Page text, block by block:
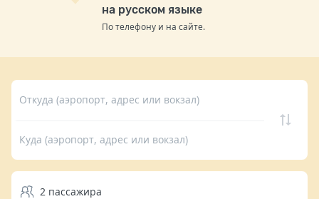
на русском языке
По телефону и на сайте.
Откуда (аэропорт, адрес или вокзал)
Куда (аэропорт, адрес или вокзал)
2 пассажира